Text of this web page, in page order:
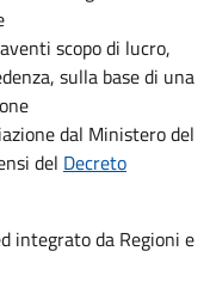
scopo di lucro,
sulla base di una
dal Ministero del
del Decreto
integrato da Regioni e